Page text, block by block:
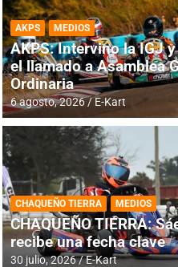
DESTACADA INFORME CENTRAL
RMC BUENOS
histórica en
4 agosto, 2026 E-Kart
AKPS MEDIOS
AKPS: Intervino la IGJ
el llamado a Asamblea
Ordinaria
6 agosto, 2026 E-Kart
CHAQUEÑO TIERRA MEDIOS
CHAQUEÑO TIERRA:
recibe una fecha clave
30 julio, 2026 E-Kart